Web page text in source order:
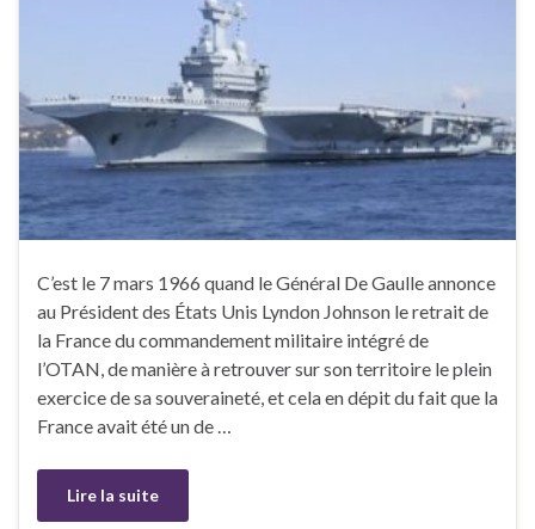
C’est le 7 mars 1966 quand le Général De Gaulle annonce
au Président des États Unis Lyndon Johnson le retrait de
la France du commandement militaire intégré de
l’OTAN, de manière à retrouver sur son territoire le plein
exercice de sa souveraineté, et cela en dépit du fait que la
France avait été un de …
Lire la suite